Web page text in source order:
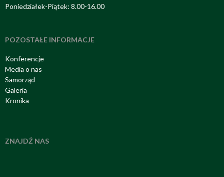
Poniedziałek-Piątek: 8.00-16.00
POZOSTAŁE INFORMACJE
Konferencje
Media o nas
Samorząd
Galeria
Kronika
ZNAJDŹ NAS